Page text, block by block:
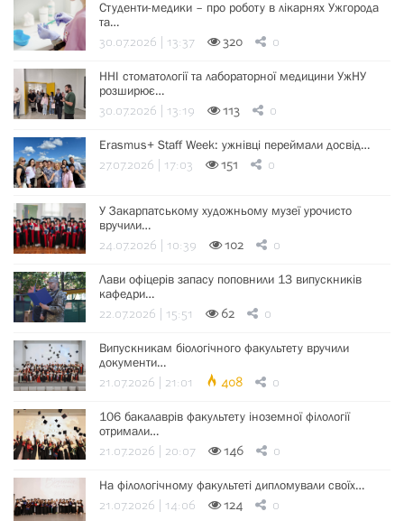
Студенти-медики – про роботу в лікарнях Ужгорода
та…
30.07.2026 | 13:37 320 0
ННІ стоматології та лабораторної медицини УжНУ
розширює…
30.07.2026 | 13:19 113 0
Erasmus+ Staff Week: ужнівці переймали досвід…
27.07.2026 | 17:03 151 0
У Закарпатському художньому музеї урочисто
вручили…
24.07.2026 | 10:39 102 0
Лави офіцерів запасу поповнили 13 випускників
кафедри…
22.07.2026 | 15:51 62 0
Випускникам біологічного факультету вручили
документи…
21.07.2026 | 21:01 408 0
106 бакалаврів факультету іноземної філології
отримали…
21.07.2026 | 20:07 146 0
На філологічному факультеті дипломували своїх…
21.07.2026 | 14:06 124 0